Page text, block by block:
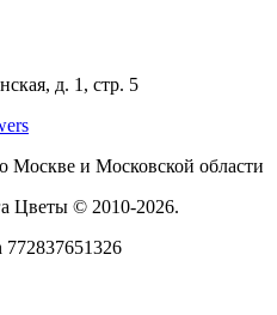
д. 1, стр. 5
Москве и Московской области
Цветы © 2010-2026.
772837651326